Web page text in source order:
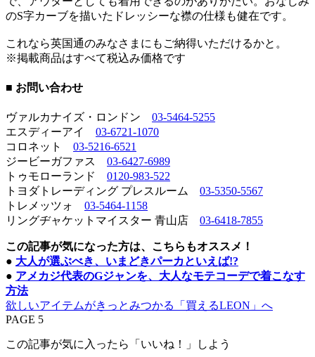
のS字カーブを描いたドレッシーな襟の仕様も健在です。
これなら英国通のみなさまにもご納得いただけるかと。
※掲載商品はすべて税込み価格です
■ お問い合わせ
ヴァルカナイズ・ロンドン 03-5464-5255
エスディーアイ 03-6721-1070
コロネット 03-5216-6521
ジービーガファス 03-6427-6989
トゥモローランド 0120-983-522
トヨダトレーディング プレスルーム 03-5350-5567
トレメッツォ 03-5464-1158
リングヂャケットマイスター 青山店 03-6418-7855
この記事が気になった方は、こちらもオススメ！
● 大人が選ぶべき、いまどきパーカといえば!?
● アメカジ代表のGジャンを、大人なモテコーデで着こなす
方法
欲しいアイテムがきっとみつかる「買えるLEON」へ
PAGE 5
この記事が気に入ったら「いいね！」しよう